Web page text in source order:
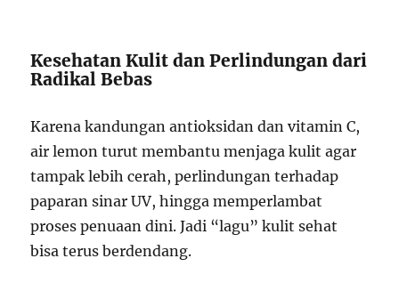
Kesehatan Kulit dan Perlindungan dari
Radikal Bebas
Karena kandungan antioksidan dan vitamin C,
air lemon turut membantu menjaga kulit agar
tampak lebih cerah, perlindungan terhadap
paparan sinar UV, hingga memperlambat
proses penuaan dini. Jadi “lagu” kulit sehat
bisa terus berdendang.